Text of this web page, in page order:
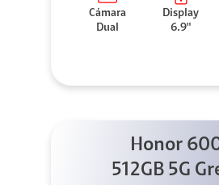
Cámara
Dual
Display
6.9"
Honor
512GB 5G